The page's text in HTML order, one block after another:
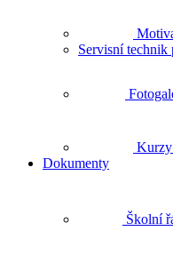
Servisní technik
Dokumenty
Školní